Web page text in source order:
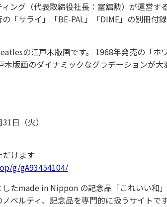
ング（代表取締役社長：室舘勲）が運営す
「サライ」「BE-PAL」「DIME」の別冊付
の江戸木版画です。 1968年発売の「ホ
木版画のダイナミックなグラデーションが
日（火）
けます
g/gA93454104/
たmade in Nippon の記念品「これいい和」
ノベルティ、記念品を専門的に扱うサイトで